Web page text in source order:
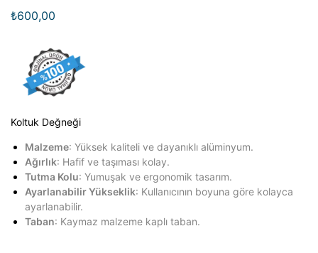
₺600,00
Koltuk Değneği
Malzeme: Yüksek kaliteli ve dayanıklı alüminyum.
Ağırlık: Hafif ve taşıması kolay.
Tutma Kolu: Yumuşak ve ergonomik tasarım.
Ayarlanabilir Yükseklik: Kullanıcının boyuna göre kolayca
ayarlanabilir.
Taban: Kaymaz malzeme kaplı taban.